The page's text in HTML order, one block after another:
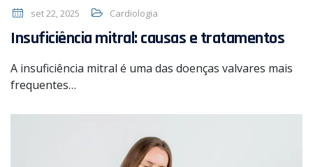
set 22, 2025 Cardiologia
Insuficiência mitral: causas e tratamentos
A insuficiência mitral é uma das doenças valvares mais
frequentes…